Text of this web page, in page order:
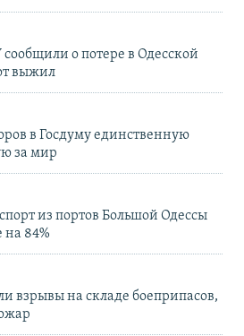
о потере в Одесской
выжил
в Госдуму единственную
за мир
из портов Большой Одессы
на 84%
взрывы на складе боеприпасов,